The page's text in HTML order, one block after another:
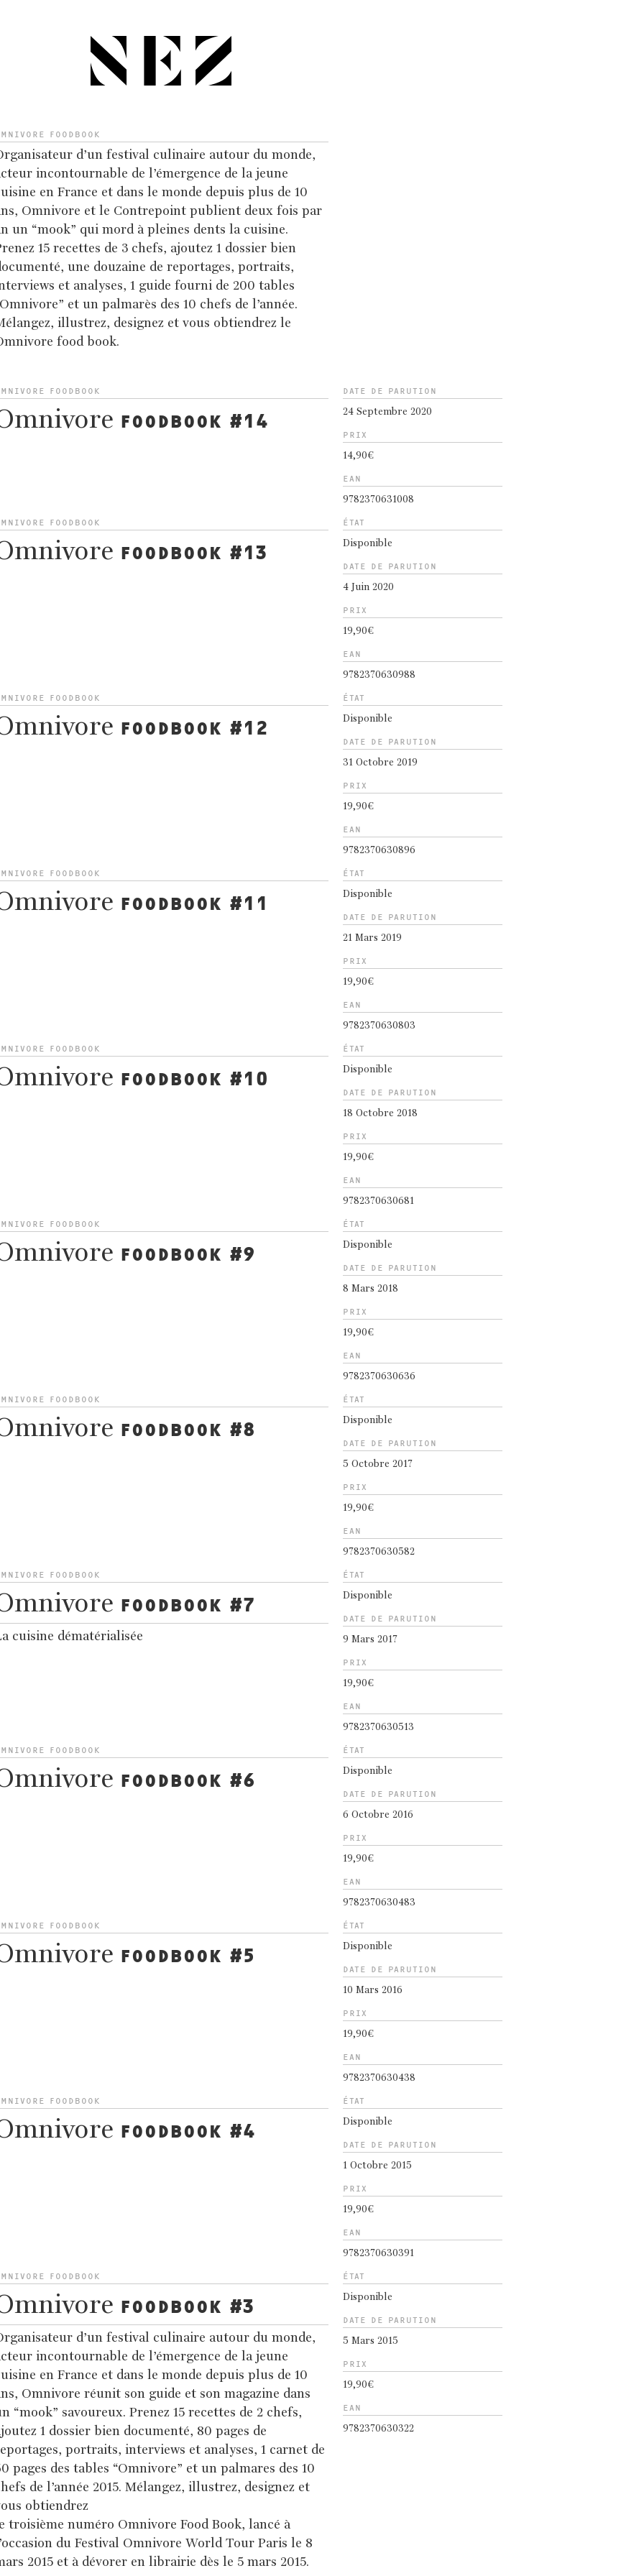
FOODBOOK
d’un festival culinaire autour du monde,
incontournable de l’émergence de la jeune
en France et dans le monde depuis plus de 10
Omnivore et le Contrepoint publient deux fois par
un “mook” qui mord à pleines dents la cuisine.
15 recettes de 3 chefs, ajoutez 1 dossier bien
une douzaine de reportages, portraits,
et analyses, 1 guide fourni de 200 tables
et un palmarès des 10 chefs de l’année.
illustrez, designez et vous obtiendrez le
food book.
FOODBOOK
FOODBOOK #14
DATE DE PARUTION
24 Septembre 2020
PRIX
14,90€
EAN
9782370631008
FOODBOOK
FOODBOOK #13
ÉTAT
Disponible
DATE DE PARUTION
4 Juin 2020
PRIX
19,90€
EAN
9782370630988
FOODBOOK
FOODBOOK #12
ÉTAT
Disponible
DATE DE PARUTION
31 Octobre 2019
PRIX
19,90€
EAN
9782370630896
FOODBOOK
FOODBOOK #11
ÉTAT
Disponible
DATE DE PARUTION
21 Mars 2019
PRIX
19,90€
EAN
9782370630803
FOODBOOK
FOODBOOK #10
ÉTAT
Disponible
DATE DE PARUTION
18 Octobre 2018
PRIX
19,90€
EAN
9782370630681
FOODBOOK
FOODBOOK #9
ÉTAT
Disponible
DATE DE PARUTION
8 Mars 2018
PRIX
19,90€
EAN
9782370630636
FOODBOOK
FOODBOOK #8
ÉTAT
Disponible
DATE DE PARUTION
5 Octobre 2017
PRIX
19,90€
EAN
9782370630582
FOODBOOK
FOODBOOK #7
cuisine dématérialisée
ÉTAT
Disponible
DATE DE PARUTION
9 Mars 2017
PRIX
19,90€
EAN
9782370630513
FOODBOOK
FOODBOOK #6
ÉTAT
Disponible
DATE DE PARUTION
6 Octobre 2016
PRIX
19,90€
EAN
9782370630483
FOODBOOK
FOODBOOK #5
ÉTAT
Disponible
DATE DE PARUTION
10 Mars 2016
PRIX
19,90€
EAN
9782370630438
FOODBOOK
FOODBOOK #4
ÉTAT
Disponible
DATE DE PARUTION
1 Octobre 2015
PRIX
19,90€
EAN
9782370630391
FOODBOOK
FOODBOOK #3
d’un festival culinaire autour du monde,
incontournable de l’émergence de la jeune
en France et dans le monde depuis plus de 10
Omnivore réunit son guide et son magazine dans
“mook” savoureux. Prenez 15 recettes de 2 chefs,
1 dossier bien documenté, 80 pages de
portraits, interviews et analyses, 1 carnet de
pages des tables “Omnivore” et un palmares des 10
de l’année 2015. Mélangez, illustrez, designez et
obtiendrez
troisième numéro Omnivore Food Book, lancé à
du Festival Omnivore World Tour Paris le 8
2015 et à dévorer en librairie dès le 5 mars 2015.
ÉTAT
Disponible
DATE DE PARUTION
5 Mars 2015
PRIX
19,90€
EAN
9782370630322